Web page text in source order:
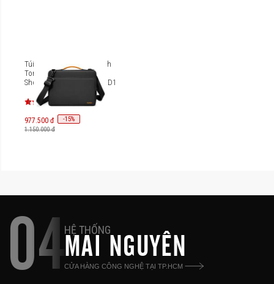
Túi xách Laptop 15/16 inch
Tomtoc Defender-A40
Shoulder Bag Black A40E1D1
977.500 đ -15%
1.150.000 đ
04HỆ THỐNG
MAI NGUYÊN
CỬA HÀNG CÔNG NGHỆ TẠI TP.HCM